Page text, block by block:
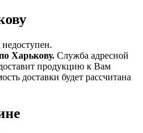
Харькову. Служба адресной
продукцию к Вам
доставки будет рассчитана